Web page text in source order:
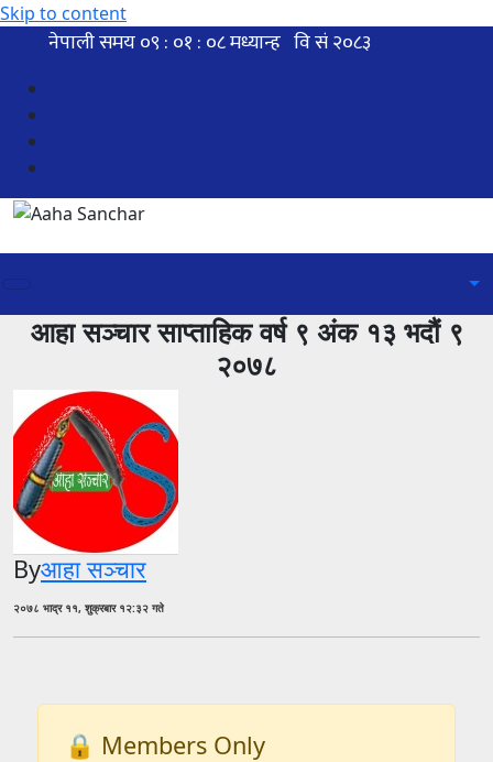
Skip to content
आहा सञ्चार साप्ताहिक वर्ष ९ अंक १३ भदौं ९
२०७८
Byआहा सञ्चार
२०७८ भाद्र ११, शुक्रबार १२:३२ गते
🔒 Members Only